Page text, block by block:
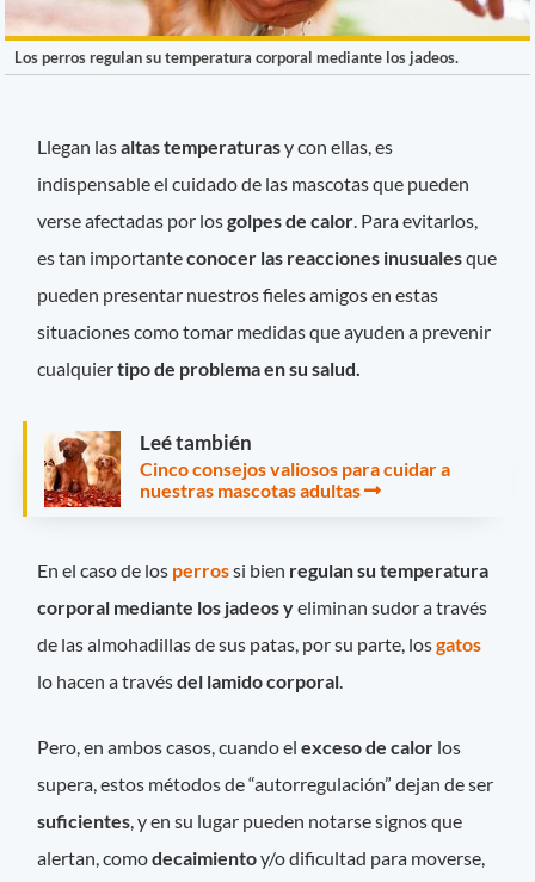
Los perros regulan su temperatura corporal mediante los jadeos.
Llegan lasaltas temperaturasy con ellas, es
indispensable el cuidado de las mascotas que pueden
verse afectadas por losgolpes de calor . Para evitarlos,
es tan importanteconocer las reacciones inusualesque
pueden presentar nuestros fieles amigos en estas
situaciones como tomar medidas que ayuden a prevenir
cualquiertipo de problema en su salud.
Leé también
Cinco consejos valiosos para cuidar a
nuestras mascotas adultas
En el caso de los perrossi bien regulan su temperatura
corporal mediante los jadeos yeliminan sudor a través
de las almohadillas de sus patas, por su parte, losgatos
lo hacen a travésdel lamido corporal.
Pero, en ambos casos, cuando elexceso de calor los
supera, estos métodos de “autorregulación” dejan de ser
suficientes, y en su lugar pueden notarse signos que
alertan, comodecaimientoy/o dificultad para moverse,